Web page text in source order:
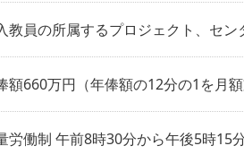
教員の所属するプロジェクト、セン
額660万円（年俸額の12分の1を月
労働制 午前8時30分から午後5時15